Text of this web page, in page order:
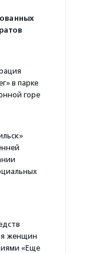
в парке
горе
женщин
«Еще